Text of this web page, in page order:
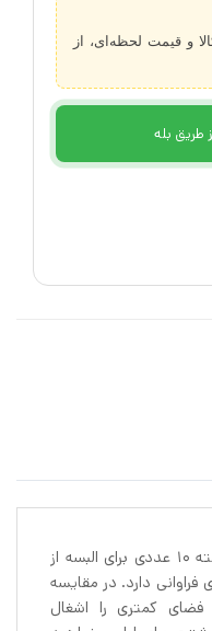
و قیمت لحظه‌ای، از
طریق بله
چوب لباسی ایکیا SPRUTTING بسته 10 عددی برای البسه از
فراوانی دارد. در مقایسه
کمتری را اشغال